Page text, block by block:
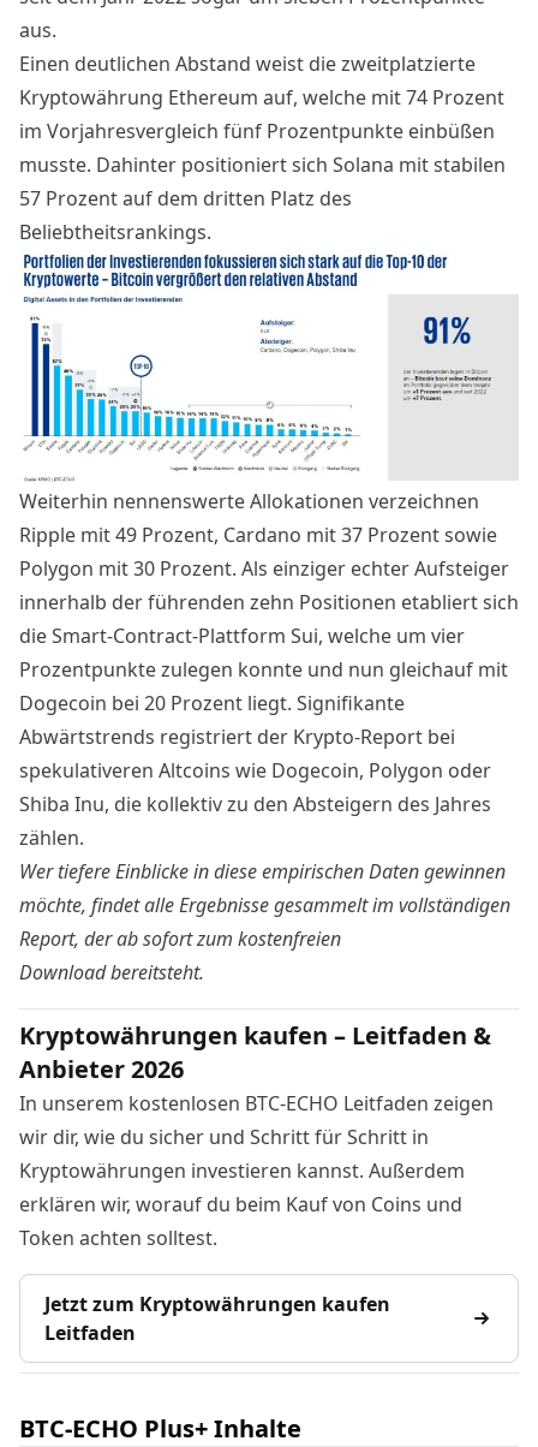
aus.
Einen deutlichen Abstand weist die zweitplatzierte
Kryptowährung Ethereum auf, welche mit 74 Prozent
im Vorjahresvergleich fünf Prozentpunkte einbüßen
musste. Dahinter positioniert sich Solana mit stabilen
57 Prozent auf dem dritten Platz des
Beliebtheitsrankings.
Weiterhin nennenswerte Allokationen verzeichnen
Ripple mit 49 Prozent, Cardano mit 37 Prozent sowie
Polygon mit 30 Prozent. Als einziger echter Aufsteiger
innerhalb der führenden zehn Positionen etabliert sich
die Smart-Contract-Plattform Sui, welche um vier
Prozentpunkte zulegen konnte und nun gleichauf mit
Dogecoin bei 20 Prozent liegt. Signifikante
Abwärtstrends registriert der Krypto-Report bei
spekulativeren Altcoins wie Dogecoin, Polygon oder
Shiba Inu, die kollektiv zu den Absteigern des Jahres
zählen.
Wer tiefere Einblicke in diese empirischen Daten gewinnen
möchte, findet alle Ergebnisse gesammelt im vollständigen
Report, der ab sofortzum kostenfreien
Downloadbereitsteht.
Kryptowährungen kaufen – Leitfaden &
Anbieter 2026
In unserem kostenlosen BTC-ECHO Leitfaden zeigen
wir dir, wie du sicher und Schritt für Schritt in
Kryptowährungen investieren kannst. Außerdem
erklären wir, worauf du beim Kauf von Coins und
Token achten solltest.
Jetzt zum Kryptowährungen kaufen
Leitfaden
BTC-ECHO Plus+ Inhalte